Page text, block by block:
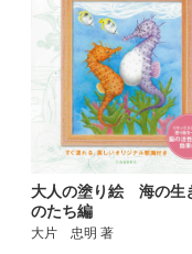
大人の塗り絵 海の生
のたち編
大片 忠明 著